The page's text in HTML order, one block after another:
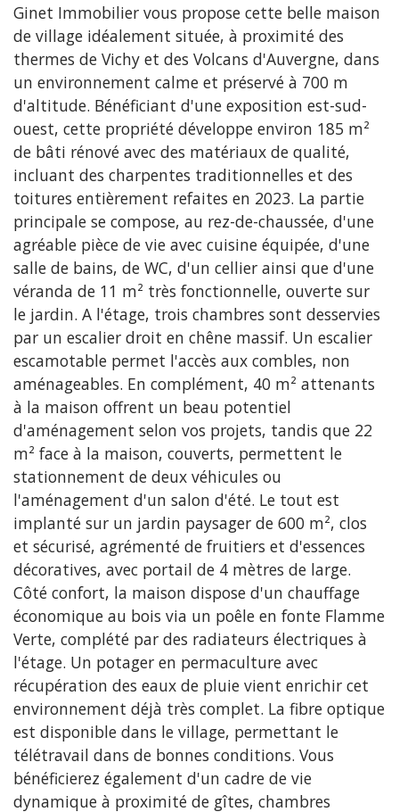
Ginet Immobilier vous propose cette belle maison
de village idéalement située, à proximité des
thermes de Vichy et des Volcans d'Auvergne, dans
un environnement calme et préservé à 700 m
d'altitude. Bénéficiant d'une exposition est-sud-
ouest, cette propriété développe environ 185 m²
de bâti rénové avec des matériaux de qualité,
incluant des charpentes traditionnelles et des
toitures entièrement refaites en 2023. La partie
principale se compose, au rez-de-chaussée, d'une
agréable pièce de vie avec cuisine équipée, d'une
salle de bains, de WC, d'un cellier ainsi que d'une
véranda de 11 m² très fonctionnelle, ouverte sur
le jardin. A l'étage, trois chambres sont desservies
par un escalier droit en chêne massif. Un escalier
escamotable permet l'accès aux combles, non
aménageables. En complément, 40 m² attenants
à la maison offrent un beau potentiel
d'aménagement selon vos projets, tandis que 22
m² face à la maison, couverts, permettent le
stationnement de deux véhicules ou
l'aménagement d'un salon d'été. Le tout est
implanté sur un jardin paysager de 600 m², clos
et sécurisé, agrémenté de fruitiers et d'essences
décoratives, avec portail de 4 mètres de large.
Côté confort, la maison dispose d'un chauffage
économique au bois via un poêle en fonte Flamme
Verte, complété par des radiateurs électriques à
l'étage. Un potager en permaculture avec
récupération des eaux de pluie vient enrichir cet
environnement déjà très complet. La fibre optique
est disponible dans le village, permettant le
télétravail dans de bonnes conditions. Vous
bénéficierez également d'un cadre de vie
dynamique à proximité de gîtes, chambres